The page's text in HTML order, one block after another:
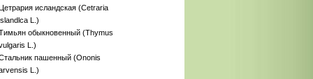
исландская (Сetraria
L.)
обыкновенный (Thymus
L.)
пашенный (Ononis
L.)